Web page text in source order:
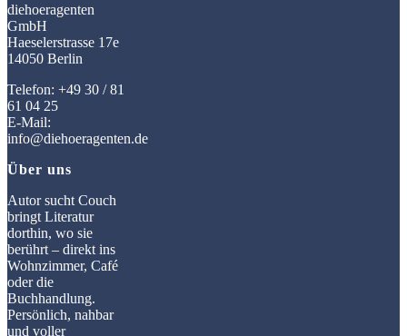
diehoeragenten
GmbH
Haeselerstrasse 17e
14050 Berlin
Telefon: +49 30 / 81
61 04 25
E-Mail:
info@diehoeragenten.de
Über uns
Autor sucht Couch
bringt Literatur
dorthin, wo sie
berührt – direkt ins
Wohnzimmer, Café
oder die
Buchhandlung.
Persönlich, nahbar
und voller